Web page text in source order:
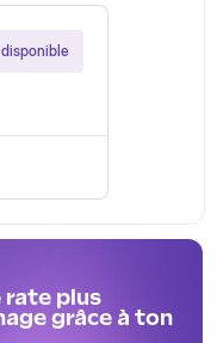
rate plus
grâce à ton